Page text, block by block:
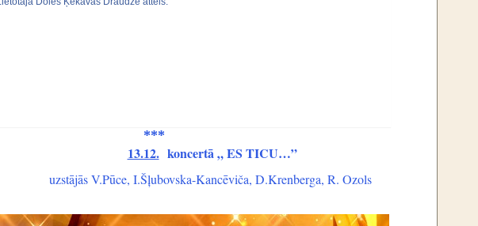
***
13.12. koncertā „ ES TICU…”
uzstājās V.Pūce, I.Šļubovska-Kancēviča, D.Krenberga, R. Ozols